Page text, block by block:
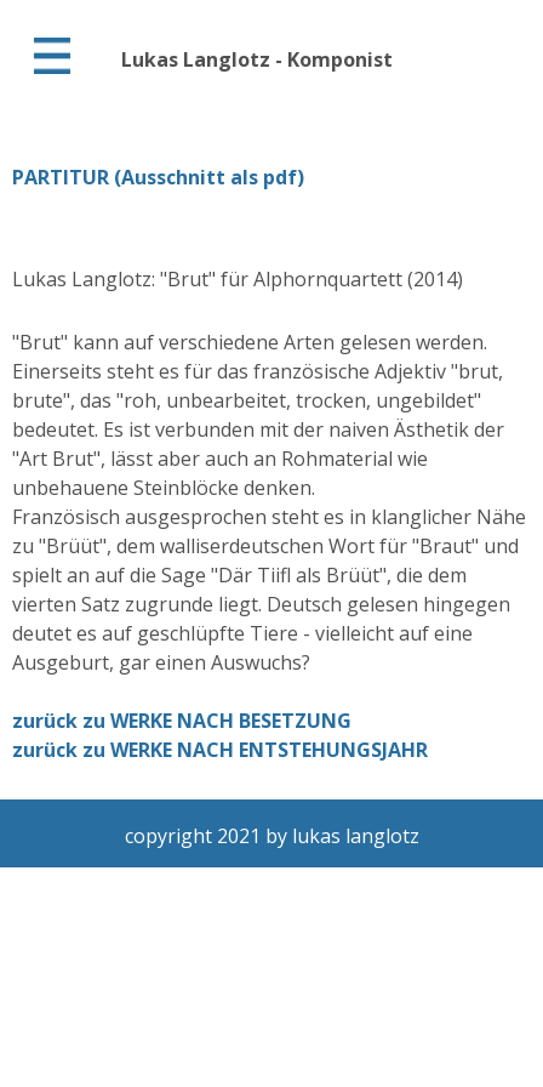
Lukas Langlotz - Komponist
PARTITUR (Ausschnitt als pdf)
Lukas Langlotz: "Brut" für Alphornquartett (2014)
"Brut" kann auf verschiedene Arten gelesen werden.
Einerseits steht es für das französische Adjektiv "brut,
brute", das "roh, unbearbeitet, trocken, ungebildet"
bedeutet. Es ist verbunden mit der naiven Ästhetik der
"Art Brut", lässt aber auch an Rohmaterial wie
unbehauene Steinblöcke denken.
Französisch ausgesprochen steht es in klanglicher Nähe
zu "Brüüt", dem walliserdeutschen Wort für "Braut" und
spielt an auf die Sage "Där Tiifl als Brüüt", die dem
vierten Satz zugrunde liegt. Deutsch gelesen hingegen
deutet es auf geschlüpfte Tiere - vielleicht auf eine
Ausgeburt, gar einen Auswuchs?
zurück zu WERKE NACH BESETZUNG
zurück zu WERKE NACH ENTSTEHUNGSJAHR
copyright 2021 by lukas langlotz